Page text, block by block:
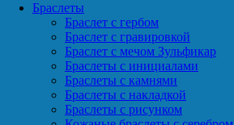
Браслеты
Браслет с гербом
Браслет с гравировкой
Браслет с мечом Зульфикар
Браслеты с инициалами
Браслеты с камнями
Браслеты с накладкой
Браслеты с рисунком